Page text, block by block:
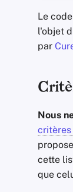
Le
l'objet
par
Nous
critères
cette
que